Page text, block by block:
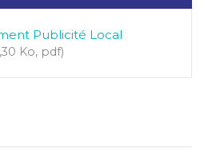
Publicité Local
Ko, pdf